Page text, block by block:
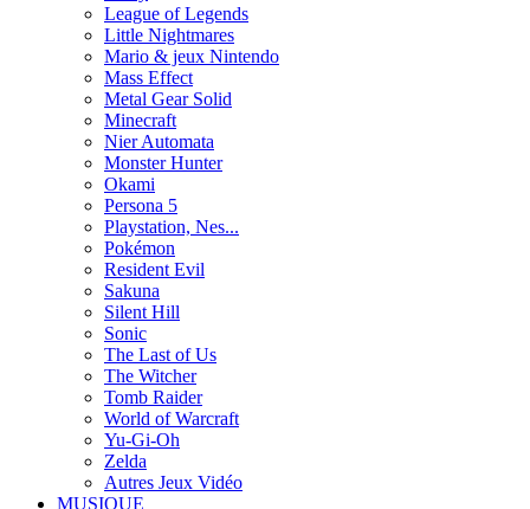
League of Legends
Little Nightmares
Mario & jeux Nintendo
Mass Effect
Metal Gear Solid
Minecraft
Nier Automata
Monster Hunter
Okami
Persona 5
Playstation, Nes...
Pokémon
Resident Evil
Sakuna
Silent Hill
Sonic
The Last of Us
The Witcher
Tomb Raider
World of Warcraft
Yu-Gi-Oh
Zelda
Autres Jeux Vidéo
MUSIQUE